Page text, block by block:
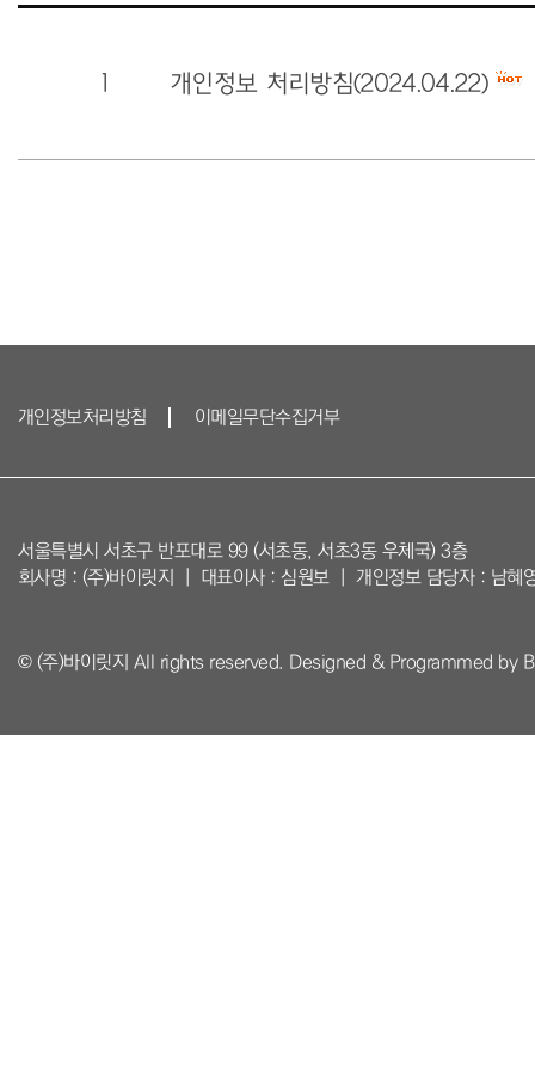
1 개인정보 처리방침(2024.04.22)
개인정보처리방침 이메일무단수집거부
서울특별시 서초구 반포대로 99 (서초동, 서초3동 우체국) 3층
회사명 : (주)바이릿지 ｜ 대표이사 : 심원보 ｜ 개인정보 담당자 : 남혜
© (주)바이릿지 All rights reserved. Designed & Programmed by